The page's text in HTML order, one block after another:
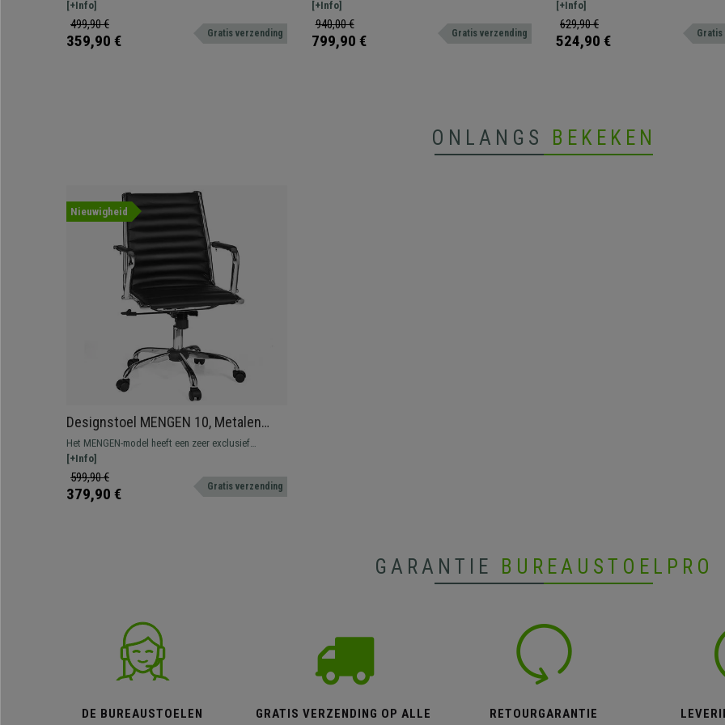
Armleuningen, in Stof, Oranje
veel comfort biedt in het dagelijkse gebruik.
Verkrijgbaar in verschillende kleuren en afwerkingen.
[+Info]
499,90 €
359,90 € Gratis verzending
Beige Leder
bekleed met hoogwaardig leder.
[+Info]
940,00 €
799,90 € Gratis verzending
Gebruik 8h, Oranje
voor intensief gebruik. Verkrijgbaar met
hoofdsteun in verschillende kleuren.
[+Info]
629,90 €
524,90 € Gratis
ONLANGS BEKEKEN
Nieuwigheid
Designstoel MENGEN 10, Metalen
Frame, Leder met Stiksel, Kleur Zwart
Het MENGEN-model heeft een zeer exclusief
ontwerp gemaakt van hoogwaardig materiaal. De
naden en het metalen frame zullen u onmiddelijk
overtuigen.
[+Info]
599,90 €
379,90 € Gratis verzending
GARANTIE BUREAUSTOELPRO
DE BUREAUSTOELEN
GRATIS VERZENDING OP ALLE
RETOURGARANTIE